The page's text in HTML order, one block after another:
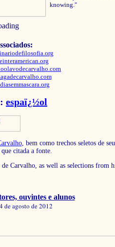
knowing."
espaï¿½ol
, bem como trechos seletos de
citada a fonte.
Carvalho, as well as selections from
ouvintes e alunos
de agosto de 2012